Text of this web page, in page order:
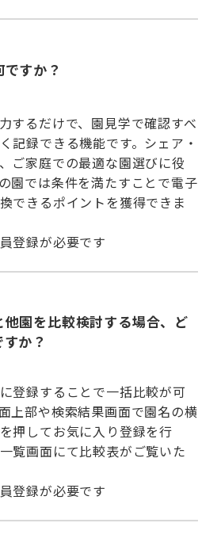
すか？
するだけで、園見学で確認すべ
記録できる機能です。シェア・
ご家庭での最適な園選びに役
園では条件を満たすことで電子
できるポイントを獲得できま
登録が必要です
園を比較検討する場合、ど
か？
登録することで一括比較が可
上部や検索結果画面で園名の横
押してお気に入り登録を行
覧画面にて比較表がご覧いた
登録が必要です